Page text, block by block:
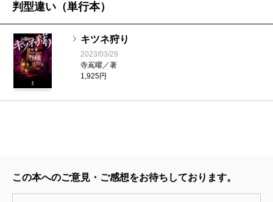
冴子と事故を読者に伝え、さらに、彼女とともにこの
小説を支える二人の人物を紹介している。弓削拓海警
部補という四十代半ばの刑事と、東大法学部を卒業し
たキャリア組の深澤航軌警視正の二人だ。深澤は三十
代半ばにしてN県登坂警察署の署長として、弓削や冴子
判型違い（単行本）
キツネ狩り
2023/03/29
寺嶌曜／著
1,925円
この本へのご意見・ご感想をお待ちしております。